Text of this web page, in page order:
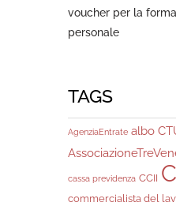
voucher per la
personale
TAGS
AgenziaEntrate albo
cassa previdenza CCII
commercialista del